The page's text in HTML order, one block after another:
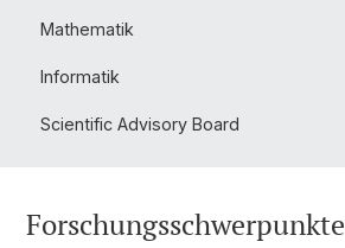
Mathematik
Informatik
Scientific Advisory Board
Forschungsschwerpunkte